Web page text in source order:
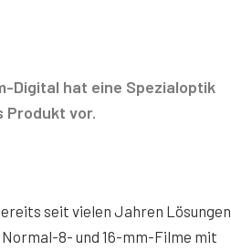
Digital hat eine Spezialoptik
Produkt vor.
seit vielen Jahren Lösungen
8- und 16-mm-Filme mit